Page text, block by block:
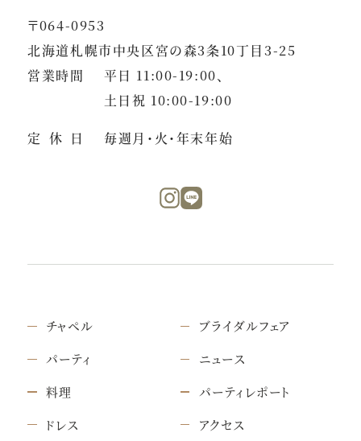
〒064-0953
北海道札幌市中央区宮の森3条10丁目3-25
営業時間
平日 11:00-19:00、
土日祝 10:00-19:00
定休日 毎週月・火・年末年始
チャペル
パーティ
料理
ドレス
ブライダルフェア
ニュース
パーティレポート
アクセス